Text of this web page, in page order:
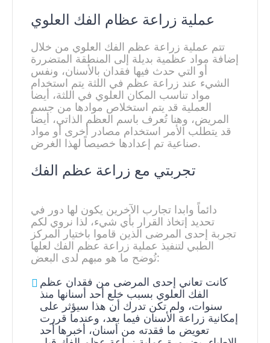
عملية زراعة عظام الفك العلوي
تتم عملية زراعة عظم الفك العلوي من خلال
إضافة مواد عظمية بديلة إلى المنطقة المتضررة
أو التي حدث فيها فقدان بالأسنان، ونفس
الشيء عند زراعة عظم في اللثة يتم استخدام
مواد تناسب المكان العلوي في اللثة، أيضا
العملية قد يتم استخلاص موادها من جسم
المريض، وهنا تُعرف باسم العظم الذاتي، أيضاً
قد يتطلب الأمر استخدام مصادر أخرى أو مواد
صناعية تم إعدادها خصيصاً لهذا الغرض.
تجربتي مع زراعة عظم الفك
دائماً وابدا تجارب الآخرين يكون لها دور في
تحديد إتخاذ القرار بأي شيء، لذا نروي لكم
تجربة إحدى المرضى الذين قاموا باختيار المركز
الطبي لتنفيذ عملية زراعة عظم الفك لعلها
تُوضح ما هو مبهم لدى البعض:
كانت تعاني إحدى المرضى من فقدان عظم
الفك العلوي بسبب خلع أحد أسنانها منذ
سنوات، ولم تكن تدرك أن هذا سيؤثر على
إمكانية زراعة الأسنان فيما بعد، وعندما قررت
تعويض ما فقدته من أسنان، أخبرها أحد